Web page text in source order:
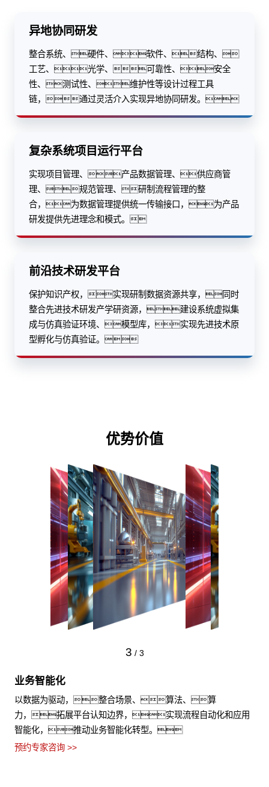
异地协同研发
整合系统、硬件、软件、结构、
工艺、光学、可靠性、安全
性、测试性、维护性等设计过程工具
链，通过灵活介入实现异地协同研发。
复杂系统项目运行平台
实现项目管理、产品数据管理、供应商管
理、规范管理、研制流程管理的整
合，为数据管理提供统一传输接口，为产品
研发提供先进理念和模式。
前沿技术研发平台
保护知识产权，实现研制数据资源共享，同时
整合先进技术研发产学研资源，建设系统虚拟集
成与仿真验证环境、模型库，实现先进技术原
型孵化与仿真验证。
优势价值
1 / 3
业务云化
提供一致性研制环境，符合法律法规要求，固化企业
所需的流程和体系设计，使系统设计、制造、仿
真等业务得以高效开展，降本增效。
预约专家咨询 >>